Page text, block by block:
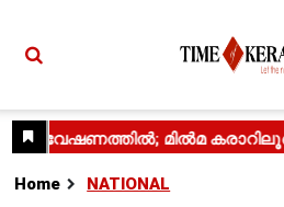
Home NATIONAL